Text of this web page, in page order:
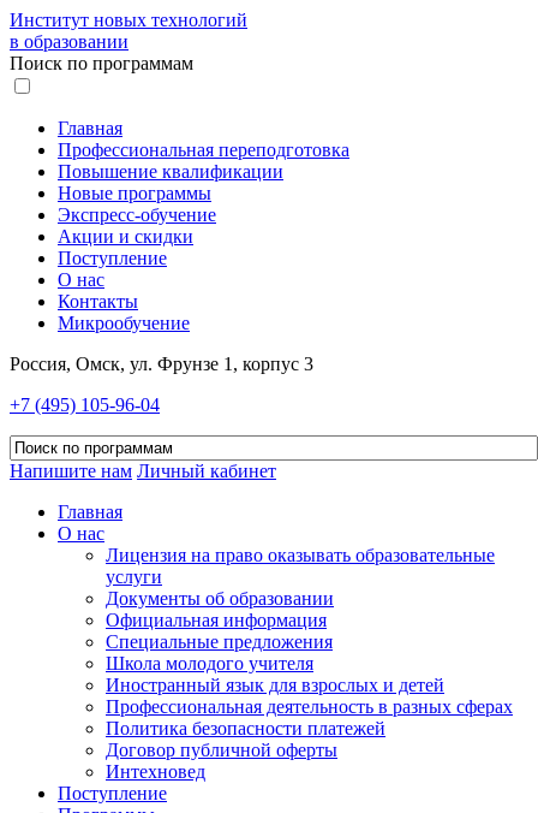
Институт новых технологий
в образовании
Поиск по программам
Главная
Профессиональная переподготовка
Повышение квалификации
Новые программы
Экспресс-обучение
Акции и скидки
Поступление
О нас
Контакты
Микрообучение
Россия, Омск, ул. Фрунзе 1, корпус 3
+7 (495) 105-96-04
Напишите нам Личный кабинет
Главная
О нас
Лицензия на право оказывать образовательные
услуги
Документы об образовании
Официальная информация
Специальные предложения
Школа молодого учителя
Иностранный язык для взрослых и детей
Профессиональная деятельность в разных сферах
Политика безопасности платежей
Договор публичной оферты
Интехновед
Поступление